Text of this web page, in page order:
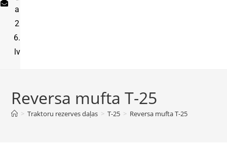
a
2
6.
lv
Reversa mufta T-25
> Traktoru rezerves daļas > T-25 > Reversa mufta T-25